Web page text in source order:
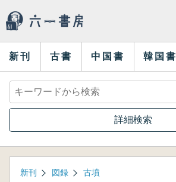
新刊 古書 中国書 韓国書
詳細検索
新刊 図録 古墳